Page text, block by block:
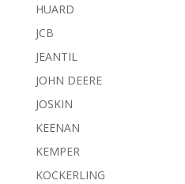
HUARD
JCB
JEANTIL
JOHN DEERE
JOSKIN
KEENAN
KEMPER
KOCKERLING